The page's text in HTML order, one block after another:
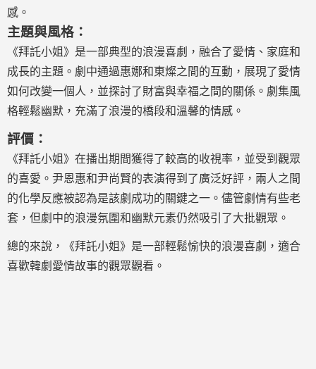
感。
主題與風格：
《拜託小姐》是一部典型的浪漫喜劇，融合了愛情、家庭和
成長的主題。劇中通過惠娜和東燦之間的互動，展現了愛情
如何改變一個人，並探討了財富與幸福之間的關係。劇集風
格輕鬆幽默，充滿了浪漫的橋段和溫馨的情感。
評價：
《拜託小姐》在播出期間獲得了較高的收視率，並受到觀眾
的喜愛。尹恩惠和尹尚賢的表演得到了廣泛好評，兩人之間
的化學反應被認為是該劇成功的關鍵之一。儘管劇情有些老
套，但劇中的浪漫氛圍和幽默元素仍然吸引了大批觀眾。
總的來說，《拜託小姐》是一部輕鬆愉快的浪漫喜劇，適合
喜歡韓劇愛情故事的觀眾觀看。